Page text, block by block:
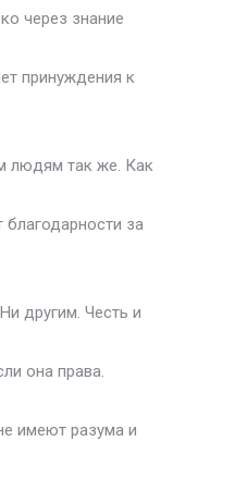
через знание
принуждения к
людям так же. Как
за
другим. Честь и
она права.
имеют разума и